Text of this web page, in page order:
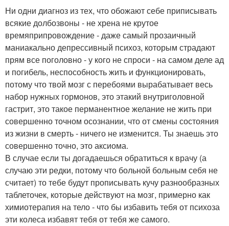
Ни одни диагноз из тех, что обожают себе приписывать
всякие долбозвоны - не хрена не крутое
времяприпровождение - даже самый прозаичный
маниакально депрессивный психоз, которым страдают
прям все поголовно - у кого не спроси - на самом деле ад
и погибель, неспособность жить и функционировать,
потому что твой мозг с перебоями вырабатывает весь
набор нужных гормонов, это этакий внутриголовной
гастрит, это такое перманентное желание не жить при
совершенно точном осознании, что от смены состояния
из жизни в смерть - ничего не изменится. Ты знаешь это
совершенно точно, это аксиома.
В случае если ты догадаешься обратиться к врачу (а
случаю эти редки, потому что больной больным себя не
считает) то тебе будут прописывать кучу разнообразных
таблеточек, которые действуют на мозг, примерно как
химиотерапия на тело - что бы избавить тебя от психоза
эти колеса избавят тебя от тебя же самого.